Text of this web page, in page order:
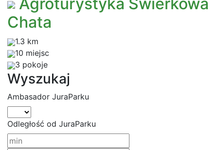
Chata
1.3 km
10 miejsc
3 pokoje
Wyszukaj
Ambasador JuraParku
Odległość od JuraParku